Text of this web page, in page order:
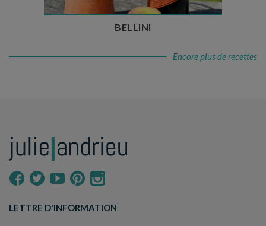
BELLINI
Encore plus de recettes
LETTRE D'INFORMATION